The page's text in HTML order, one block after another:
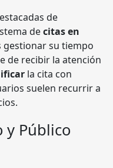
de
decitas en
gestionar su tiempo
de recibir la atención
la cita con
suelen recurrir a
y Público